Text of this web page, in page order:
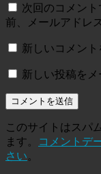
次回のコメン
前、メールアドレ
新しいコメン
新しい投稿を
このサイトはスパ
ます。
コメントデ
さい。